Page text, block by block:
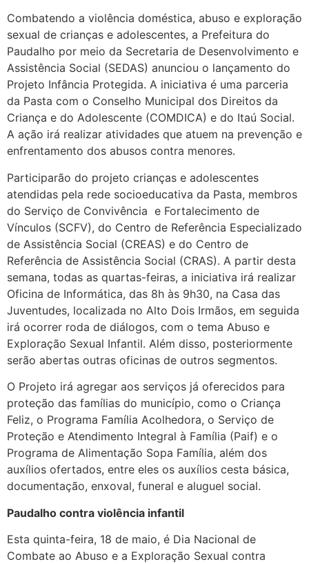
Combatendo a violência doméstica, abuso e exploração
sexual de crianças e adolescentes, a Prefeitura do
Paudalho por meio da Secretaria de Desenvolvimento e
Assistência Social (SEDAS) anunciou o lançamento do
Projeto Infância Protegida. A iniciativa é uma parceria
da Pasta com o Conselho Municipal dos Direitos da
Criança e do Adolescente (COMDICA) e do Itaú Social.
A ação irá realizar atividades que atuem na prevenção e
enfrentamento dos abusos contra menores.
Participarão do projeto crianças e adolescentes
atendidas pela rede socioeducativa da Pasta, membros
do Serviço de Convivência e Fortalecimento de
Vínculos (SCFV), do Centro de Referência Especializado
de Assistência Social (CREAS) e do Centro de
Referência de Assistência Social (CRAS). A partir desta
semana, todas as quartas-feiras, a iniciativa irá realizar
Oficina de Informática, das 8h às 9h30, na Casa das
Juventudes, localizada no Alto Dois Irmãos, em seguida
irá ocorrer roda de diálogos, com o tema Abuso e
Exploração Sexual Infantil. Além disso, posteriormente
serão abertas outras oficinas de outros segmentos.
O Projeto irá agregar aos serviços já oferecidos para
proteção das famílias do município, como o Criança
Feliz, o Programa Família Acolhedora, o Serviço de
Proteção e Atendimento Integral à Família (Paif) e o
Programa de Alimentação Sopa Família, além dos
auxílios ofertados, entre eles os auxílios cesta básica,
documentação, enxoval, funeral e aluguel social.
Paudalho contra violência infantil
Esta quinta-feira, 18 de maio, é Dia Nacional de
Combate ao Abuso e a Exploração Sexual contra